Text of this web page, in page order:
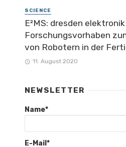
SCIENCE
E²MS: dresden
Forschungsvorhaben
von Robotern in der
11. August 2020
NEWSLETTER
Name*
E-Mail*